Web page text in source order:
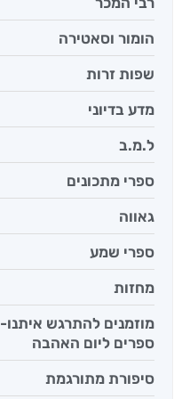
הומור וסאטירה
שפות זרות
מדע בדיוני
ל.מ.ב
ספרי מתכונים
גאווה
ספרי שמע
מחזות
מוזמנים להתרגש איתנו-
ספרים ליום האהבה
סיפורת מתורגמת